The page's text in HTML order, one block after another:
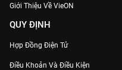
Giới Thiệu Về VieON
QUY ĐỊNH
Hợp Đồng Điện Tử
Điều Khoản Và Điều Kiện